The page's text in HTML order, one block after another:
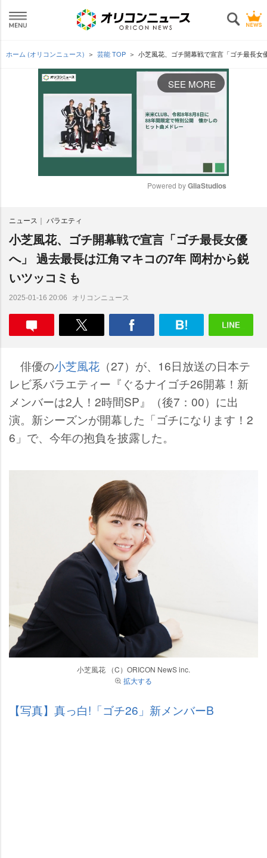
ホーム (オリコンニュース) 芸能 TOP 小芝風花、ゴチ開幕戦で宣言「ゴチ最長
SEE MORE
t
e
Powered by GliaStudios
ニュース バラエティ
小芝風花、ゴチ開幕戦で宣言「ゴチ最長女優
へ」 過去最長は江角マキコの7年 岡村から鋭
いツッコミも
2025-01-16 20:06 オリコンニュース
俳優の小芝風花 （27）が、16日放送の日本テ
レビ系バラエティー『ぐるナイゴチ26開幕！新
メンバーは2人！2時間SP』（後7：00）に出
演。新シーズンが開幕した「ゴチになります！2
6」で、今年の抱負を披露した。
小芝風花 （C）ORICON NewS inc.
拡大する
【写真】真っ白!「ゴチ26」新メンバーB